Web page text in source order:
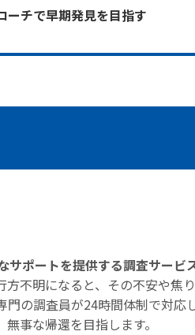
ーチで早期発見を目指す
サポートを提供する調査サービ
不明になると、その不安や焦
の調査員が24時間体制で対
事な帰還を目指します。